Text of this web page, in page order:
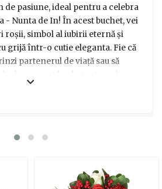
de pasiune, ideal pentru a celebra
- Nunta de In! În acest buchet, vei
roșii, simbol al iubirii eternă și
grijă într-o cutie eleganta. Fie că
partenerul de viață sau să
drag, acest buchet este o alegere
romantice împărtășite
frumos cadou, care cu siguranță
pe buze și va încânta inima